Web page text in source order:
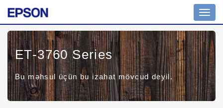
ET-3760 Series
Bu məhsul üçün bu izahat mövcud deyil.